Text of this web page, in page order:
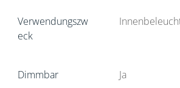
Verwendungszw
eck
Dimmbar Ja